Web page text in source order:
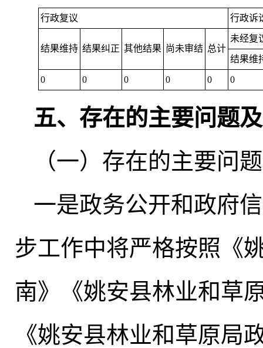
行政复议 行政诉
结果维持 结果纠正 其他结果 尚未审结 总计
未经复
结果维
0 0 0 0 0 0
五、存在的主要问题
（一）存在的主要问题
一是政务公开和政府
步工作中将严格按照《
南》《姚安县林业和草
《姚安县林业和草原局